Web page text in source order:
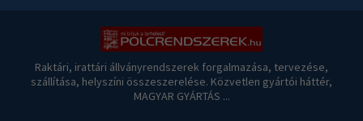
Raktári, irattári állványrendszerek forgalmazása, tervezése,
szállítása, helyszíni összeszerelése. Közvetlen gyártói háttér,
MAGYAR GYÁRTÁS ...